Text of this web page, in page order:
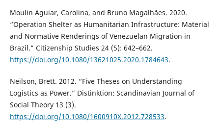
Moulin Aguiar, Carolina, and Bruno Magalhães. 2020.
“Operation Shelter as Humanitarian Infrastructure: Material
and Normative Renderings of Venezuelan Migration in
Brazil.” Citizenship Studies 24 (5): 642–662.
https://doi.org/10.1080/13621025.2020.1784643.
Neilson, Brett. 2012. “Five Theses on Understanding
Logistics as Power.” Distinktion: Scandinavian Journal of
Social Theory 13 (3).
https://doi.org/10.1080/1600910X.2012.728533.